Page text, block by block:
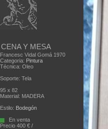
CENA Y MESA
Francesc Vidal Gomá 1970
Categoria: Pintura
Técnica: Oleo
Soporte: Tela
95 x 82
Material: MADERA
Estilo: Bodegón
En venta
Precio 400 € /